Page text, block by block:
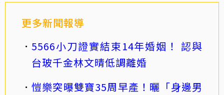
更多新聞報導
5566小刀證實結束14年婚姻！ 認與
台玻千金林文晴低調離婚
愷樂突曝雙寶35周早產！曬「身邊男